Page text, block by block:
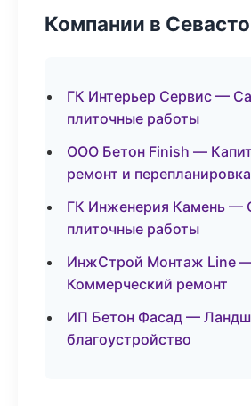
Компании в
ГК Интерьер Сервис —
плиточные работы
ООО Бетон Finish —
ремонт и перепланировка
ГК Инженерия Камень —
плиточные работы
ИнжСтрой Монтаж Line
Коммерческий ремонт
ИП Бетон Фасад —
благоустройство